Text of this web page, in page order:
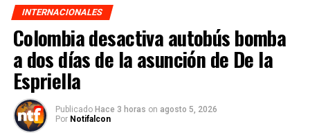
INTERNACIONALES
Colombia desactiva autobús bomba
a dos días de la asunción de De la
Espriella
Publicado Hace 3 horas on agosto 5, 2026
Por Notifalcon